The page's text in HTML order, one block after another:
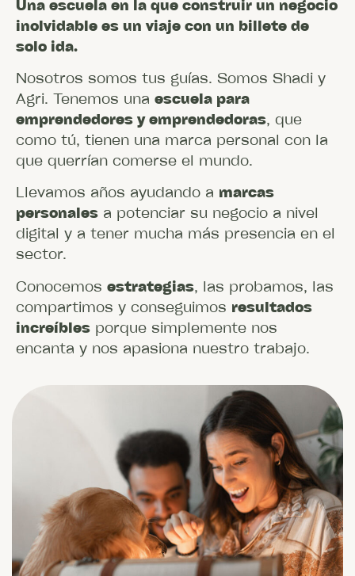
Una escuela en la que construir un negocio
inolvidable es un viaje con un billete de
solo ida.
Nosotros somos tus guías. Somos Shadi y
Agri. Tenemos una escuela para
emprendedores y emprendedoras, que
como tú, tienen una marca personal con la
que querrían comerse el mundo.
Llevamos años ayudando a marcas
personales a potenciar su negocio a nivel
digital y a tener mucha más presencia en el
sector.
Conocemos estrategias, las probamos, las
compartimos y conseguimos resultados
increíbles porque simplemente nos
encanta y nos apasiona nuestro trabajo.